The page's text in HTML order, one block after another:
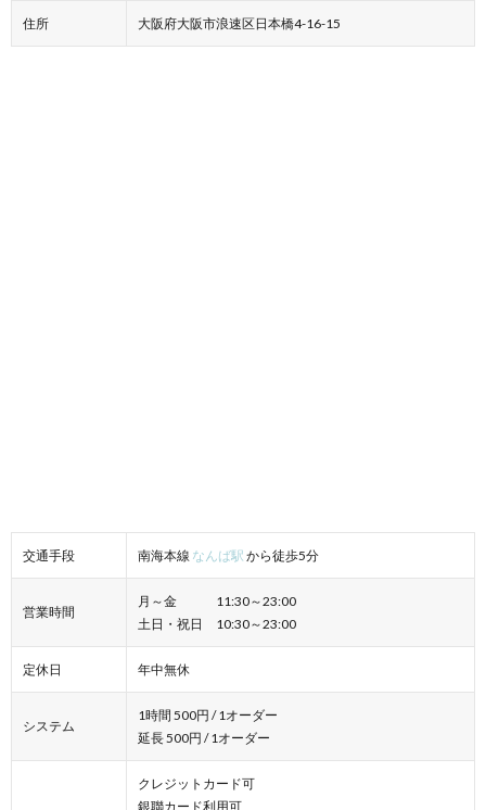
住所 大阪府大阪市浪速区日本橋4-16-15
交通手段 南海本線 なんば駅 から徒歩5分
営業時間
月～金 11:30～23:00
土日・祝日 10:30～23:00
定休日 年中無休
システム
1時間 500円 / 1オーダー
延長 500円 / 1オーダー
クレジットカード可
銀聯カード利用可